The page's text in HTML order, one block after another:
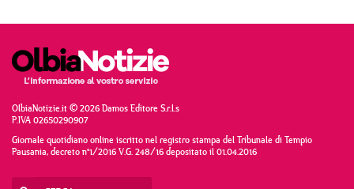
OlbiaNotizie.it © 2026 Damos Editore S.r.l.s
P.IVA 02650290907
Giornale quotidiano online iscritto nel registro stampa del Tribunale di Tempio
Pausania, decreto n°1/2016 V.G. 248/16 depositato il 01.04.2016